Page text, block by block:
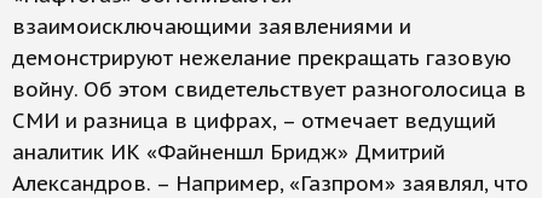
взаимоисключающими заявлениями и
демонстрируют нежелание прекращать газовую
войну. Об этом свидетельствует разноголосица в
СМИ и разница в цифрах, – отмечает ведущий
аналитик ИК «Файненшл Бридж» Дмитрий
Александров. – Например, «Газпром» заявлял, что